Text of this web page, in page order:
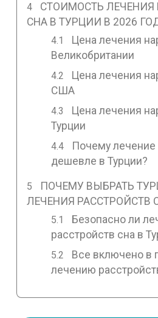
СТОИМОСТЬ ЛЕЧЕНИЯ
СНА В ТУРЦИИ В 2026
Цена лечения
Великобритании
Цена лечения
США
Цена лечения
Турции
Почему лечение
дешевле в Турции?
ПОЧЕМУ ВЫБРАТЬ
ЛЕЧЕНИЯ РАССТРОЙСТВ
Безопасно ли
расстройств сна в
Все включено в
лечению